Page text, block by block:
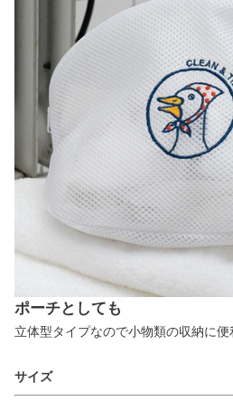
ポーチとしても
立体型タイプなので小物類の収納に便
サイズ